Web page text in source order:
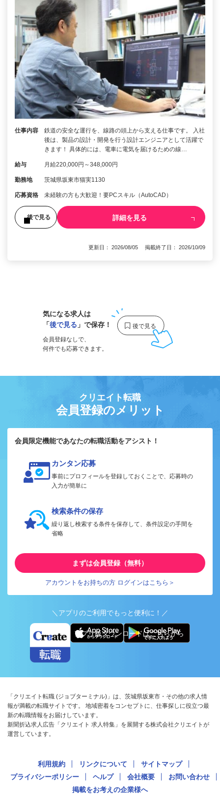
仕事内容
鉄道の安全な運行を、線路の頭上から支える仕事です。 入社
後は、製品の設計・開発を行う設計エンジニアとして活躍で
きます！ 具体的には、電車に電気を届けるための線…
給与 月給220,000円～348,000円
勤務地 茨城県坂東市猫実1130
応募資格 未経験の方も大歓迎！要PCスキル（AutoCAD）
後で見る 詳細を見る
更新日： 2026/08/05 掲載終了日： 2026/10/09
気になる求人は
「後で見る 」で保存！
会員登録なしで、
何件でも応募できます。
クリエイト転職
会員登録のメリット
会員限定機能であなたの転職活動をアシスト！
カンタン応募
事前にプロフィールを登録しておくことで、応募時の
入力が簡単に
検索条件の保存
繰り返し検索する条件を保存して、条件設定の手間を
省略
まずは会員登録（無料）
アカウントをお持ちの方 ログインはこちら＞
＼アプリのご利用でもっと便利に！／
アプリ版ダウンロードはこちらから
「クリエイト転職 (ジョブターミナル)」は、茨城県坂東市・その他の求人情
報が満載の転職サイトです。 地域密着をコンセプトに、仕事探しに役立つ最
新の転職情報をお届けしています。
新聞折込求人広告「クリエイト 求人特集」を展開する株式会社クリエイトが
運営しています。
利用規約 リンクについて
サイトマップ
プライバシーポリシー
ヘルプ 会社概要
お問い合わせ
掲載をお考えの企業様へ